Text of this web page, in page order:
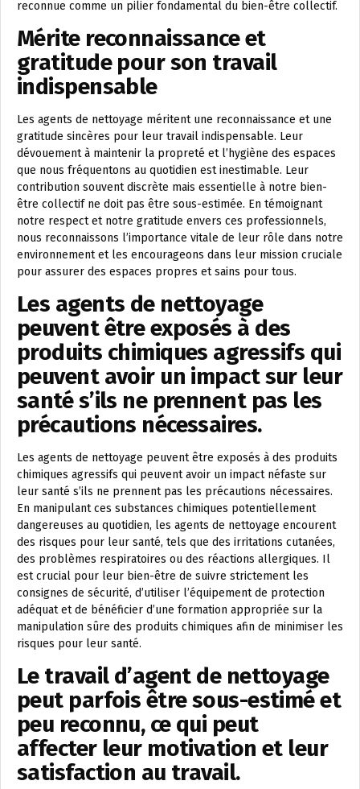
reconnue comme un pilier fondamental du bien-être collectif.
Mérite reconnaissance et
gratitude pour son travail
indispensable
Les agents de nettoyage méritent une reconnaissance et une
gratitude sincères pour leur travail indispensable. Leur
dévouement à maintenir la propreté et l’hygiène des espaces
que nous fréquentons au quotidien est inestimable. Leur
contribution souvent discrète mais essentielle à notre bien-
être collectif ne doit pas être sous-estimée. En témoignant
notre respect et notre gratitude envers ces professionnels,
nous reconnaissons l’importance vitale de leur rôle dans notre
environnement et les encourageons dans leur mission cruciale
pour assurer des espaces propres et sains pour tous.
Les agents de nettoyage
peuvent être exposés à des
produits chimiques agressifs qui
peuvent avoir un impact sur leur
santé s’ils ne prennent pas les
précautions nécessaires.
Les agents de nettoyage peuvent être exposés à des produits
chimiques agressifs qui peuvent avoir un impact néfaste sur
leur santé s’ils ne prennent pas les précautions nécessaires.
En manipulant ces substances chimiques potentiellement
dangereuses au quotidien, les agents de nettoyage encourent
des risques pour leur santé, tels que des irritations cutanées,
des problèmes respiratoires ou des réactions allergiques. Il
est crucial pour leur bien-être de suivre strictement les
consignes de sécurité, d’utiliser l’équipement de protection
adéquat et de bénéficier d’une formation appropriée sur la
manipulation sûre des produits chimiques afin de minimiser les
risques pour leur santé.
Le travail d’agent de nettoyage
peut parfois être sous-estimé et
peu reconnu, ce qui peut
affecter leur motivation et leur
satisfaction au travail.